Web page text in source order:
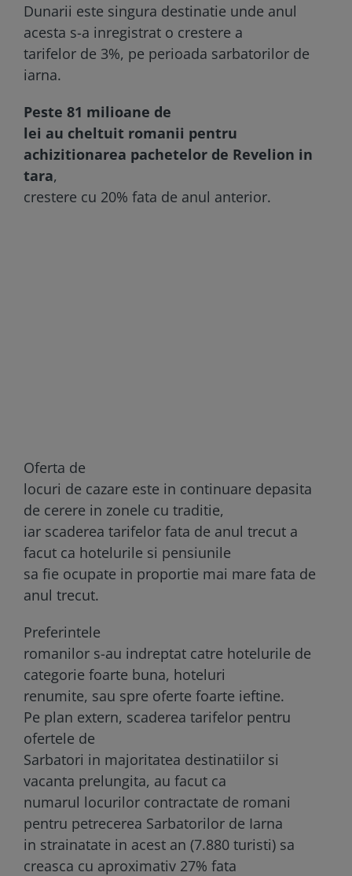
Dunarii este singura destinatie unde anul
acesta s-a inregistrat o crestere a
tarifelor de 3%, pe perioada sarbatorilor de
iarna.
Peste 81 milioane de
lei au cheltuit romanii pentru
achizitionarea pachetelor de Revelion in
tara,
crestere cu 20% fata de anul anterior.
Oferta de
locuri de cazare este in continuare depasita
de cerere in zonele cu traditie,
iar scaderea tarifelor fata de anul trecut a
facut ca hotelurile si pensiunile
sa fie ocupate in proportie mai mare fata de
anul trecut.
Preferintele
romanilor s-au indreptat catre hotelurile de
categorie foarte buna, hoteluri
renumite, sau spre oferte foarte ieftine.
Pe plan extern, scaderea tarifelor pentru
ofertele de
Sarbatori in majoritatea destinatiilor si
vacanta prelungita, au facut ca
numarul locurilor contractate de romani
pentru petrecerea Sarbatorilor de Iarna
in strainatate in acest an (7.880 turisti) sa
creasca cu aproximativ 27% fata